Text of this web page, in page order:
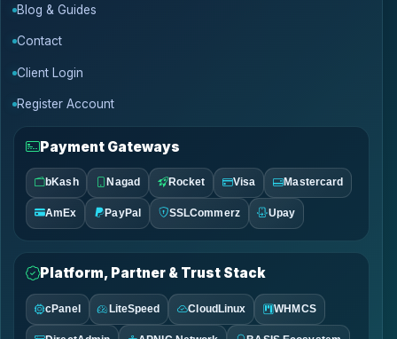
Blog & Guides
Contact
Client Login
Register Account
Payment Gateways
bKash Nagad Rocket Visa Mastercard
AmEx PayPal SSLCommerz Upay
Platform, Partner & Trust Stack
cPanel LiteSpeed CloudLinux WHMCS